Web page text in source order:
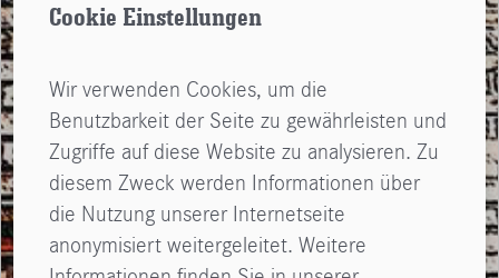
Cookie Einstellungen
Wir verwenden Cookies, um die
Benutzbarkeit der Seite zu gewährleisten und
Zugriffe auf diese Website zu analysieren. Zu
diesem Zweck werden Informationen über
die Nutzung unserer Internetseite
anonymisiert weitergeleitet. Weitere